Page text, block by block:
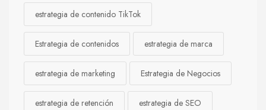
estrategia de contenido TikTok
Estrategia de contenidos estrategia de marca
estrategia de marketing Estrategia de Negocios
estrategia de retención estrategia de SEO